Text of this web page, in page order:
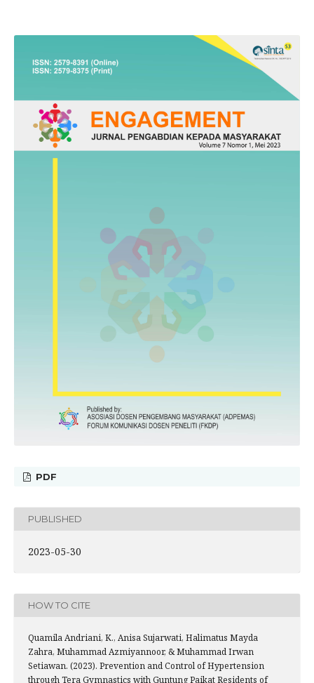
PDF
PUBLISHED
2023-05-30
HOW TO CITE
Quamila Andriani, K., Anisa Sujarwati, Halimatus Mayda
Zahra, Muhammad Azmiyannoor, & Muhammad Irwan
Setiawan. (2023). Prevention and Control of Hypertension
through Tera Gymnastics with Guntung Paikat Residents of